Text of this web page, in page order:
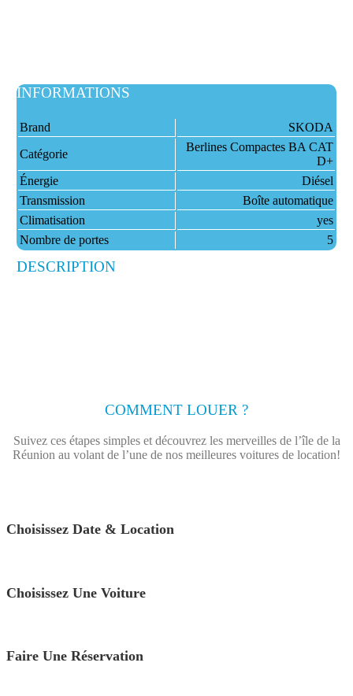
INFORMATIONS
Brand
SKODA
Catégorie
Berlines Compactes BA CAT
D+
Énergie
Diésel
Transmission
Boîte automatique
Climatisation
yes
Nombre de portes
5
DESCRIPTION
COMMENT LOUER ?
Suivez ces étapes simples et découvrez les merveilles de l’île de la
Réunion au volant de l’une de nos meilleures voitures de location!
Choisissez Date & Location
Choisissez Une Voiture
Faire Une Réservation